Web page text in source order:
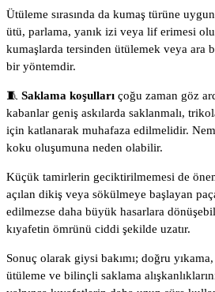
Ütüleme sırasında da kumaş türüne uygun
ütü, parlama, yanık izi veya lif erimesi
kumaşlarda tersinden ütülemek veya ara
bir yöntemdir.
🧵 Saklama koşulları çoğu zaman göz
kabanlar geniş askılarda saklanmalı,
için katlanarak muhafaza edilmelidir.
koku oluşumuna neden olabilir.
Küçük tamirlerin geciktirilmemesi de
açılan dikiş veya sökülmeye başlayan
edilmezse daha büyük hasarlara
kıyafetin ömrünü ciddi şekilde uzatır.
Sonuç olarak giysi bakımı; doğru
ütüleme ve bilinçli saklama